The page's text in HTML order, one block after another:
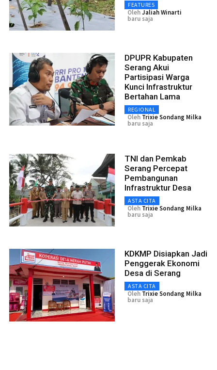
FEATURES
OlehJaliah Winarti
baru saja
DPUPR Kabupaten
Serang Akui
Partisipasi Warga
Kunci Infrastruktur
Bertahan Lama
REGIONAL
Oleh Trixie Sondang Milka
baru saja
TNI dan Pemkab
Serang Percepat
Pembangunan
Infrastruktur Desa
ASTA CITA
Oleh Trixie Sondang Milka
baru saja
KDKMP Disiapkan Jadi
Penggerak Ekonomi
Desa di Serang
ASTA CITA
Oleh Trixie Sondang Milka
baru saja